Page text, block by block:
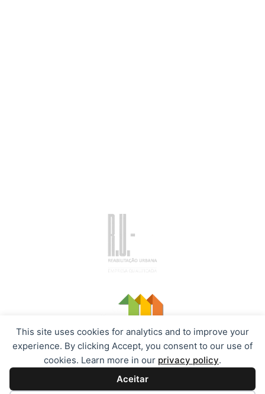
This site uses cookies for analytics and to improve your
experience. By clicking Accept, you consent to our use of
cookies. Learn more in our privacy policy.
Aceitar
Copyright © 2026 Isorenel, Isolamentos Projetados |
Desenvolvido por
Política de Cookies Política de Privacidade